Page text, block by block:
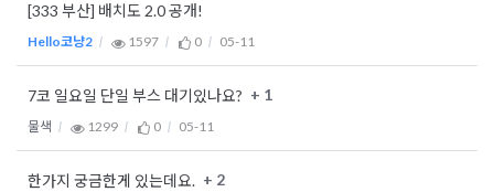
[333 부산] 배치도 2.0 공개!
Hello코냥2 1597 0 05-11
7코 일요일 단일 부스 대기있나요? + 1
물색 1299 0 05-11
한가지 궁금한게 있는데요. + 2